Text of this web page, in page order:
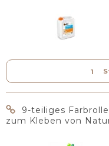
9-teiliges
zum Kleben von